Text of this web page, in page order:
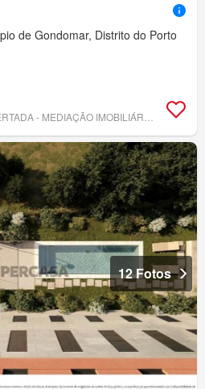
de Gondomar, Distrito do Porto
12 Fotos